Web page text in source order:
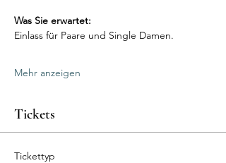
Was Sie erwartet:
Einlass für Paare und Single Damen.
Mehr anzeigen
Tickets
Tickettyp